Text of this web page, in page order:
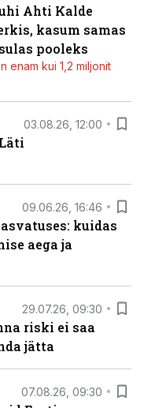
Ahti Kalde
kasum samas
pooleks
enam kui 1,2 miljonit
03.08.26, 12:00
09.06.26, 16:46
kuidas
aega ja
29.07.26, 09:30
riski ei saa
jätta
07.08.26, 09:30